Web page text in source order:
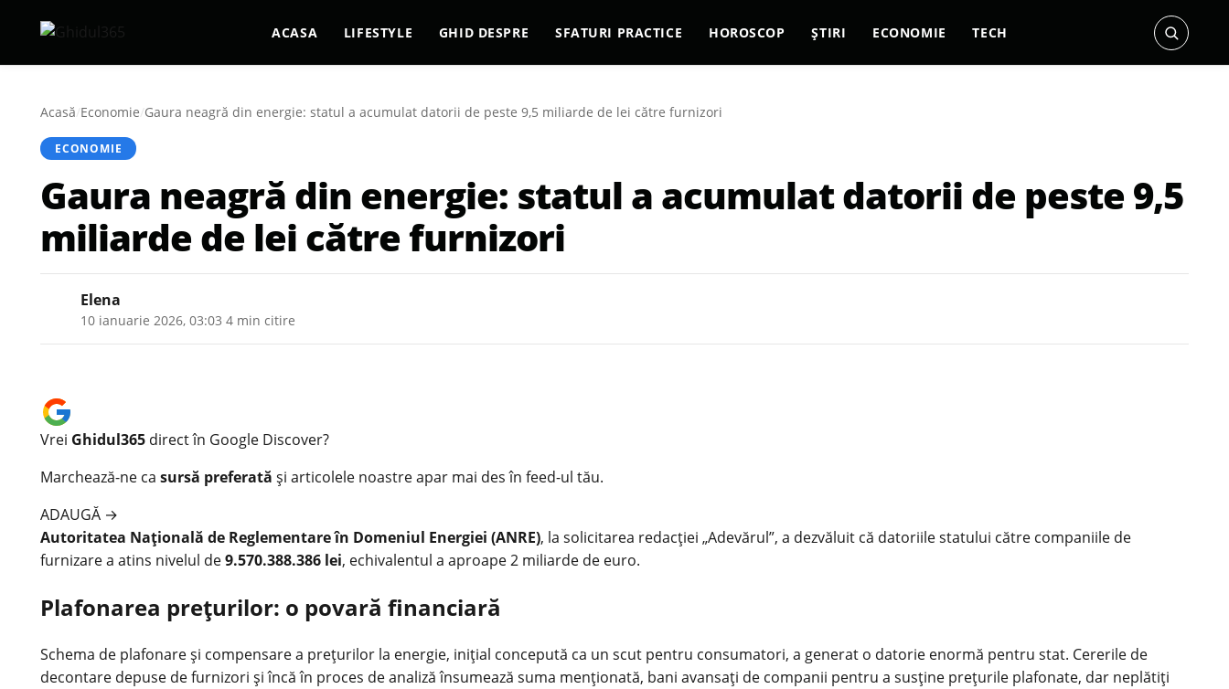
ACASA LIFESTYLE GHID DESPRE SFATURI PRACTICE HOROSCOP ȘTIRI ECONOMIE TECH
Acasă/Economie/Gaura neagră din energie: statul a acumulat datorii de peste 9,5 miliarde de lei către furnizori
ECONOMIE
Gaura neagră din energie: statul a acumulat datorii de peste 9,5
miliarde de lei către furnizori
Elena
10 ianuarie 2026, 03:03 4 min citire
Vrei Ghidul365 direct în Google Discover?
Marchează-ne ca sursă preferată și articolele noastre apar mai des în feed-ul tău.
ADAUGĂ →
Autoritatea Națională de Reglementare în Domeniul Energiei (ANRE), la solicitarea redacției „Adevărul”, a dezvăluit că datoriile statului către companiile de
furnizare a atins nivelul de9.570.388.386 lei, echivalentul a aproape 2 miliarde de euro.
Plafonarea prețurilor: o povară financiară
Schema de plafonare și compensare a prețurilor la energie, inițial concepută ca un scut pentru consumatori, a generat o datorie enormă pentru stat. Cererile de
decontare depuse de furnizori și încă în proces de analiză însumează suma menționată, bani avansați de companii pentru a susține prețurile plafonate, dar neplătiți